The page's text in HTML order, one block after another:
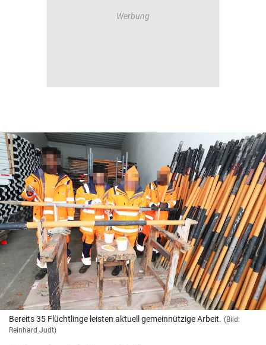
Bereits 35 Flüchtlinge leisten aktuell gemeinnützige Arbeit. (Bild:
Reinhard Judt)